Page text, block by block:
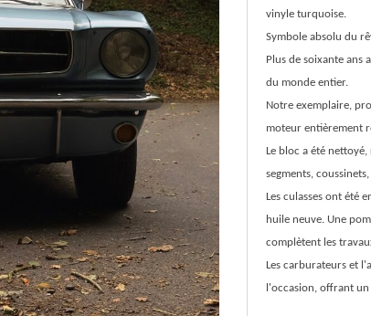
vinyle turquoise.
Symbole absolu du
Plus de soixante ans
du monde entier.
Notre exemplaire,
moteur entièrement
Le bloc a été
segments,
Les culasses ont été
huile neuve. Une
complètent les
Les carburateurs et
l'occasion, offrant